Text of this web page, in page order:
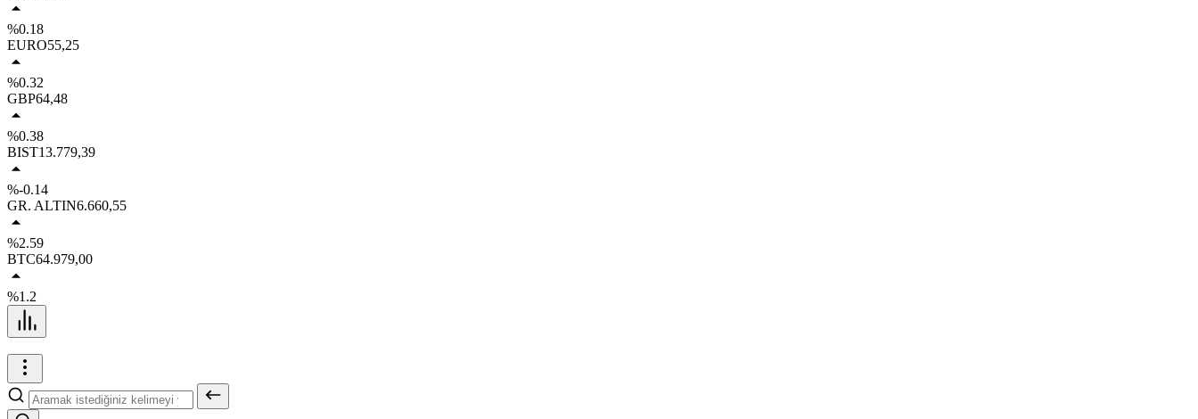
%0.18
EURO55,25
%0.32
GBP64,48
%0.38
BIST13.779,39
%-0.14
GR. ALTIN6.660,55
%2.59
BTC64.979,00
%1.2